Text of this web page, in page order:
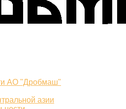
АО "Дробмаш"
азии